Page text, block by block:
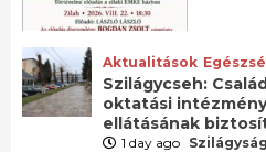
Aktualitások
Szilágycseh:
oktatási
ellátásának
1 day ago